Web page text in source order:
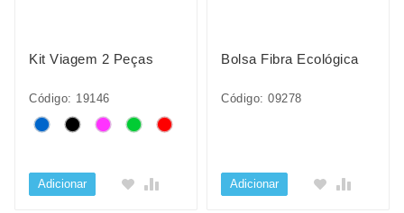
Kit Viagem 2 Peças
Código: 19146
Adicionar
Bolsa Fibra Ecológica
Código: 09278
Adicionar